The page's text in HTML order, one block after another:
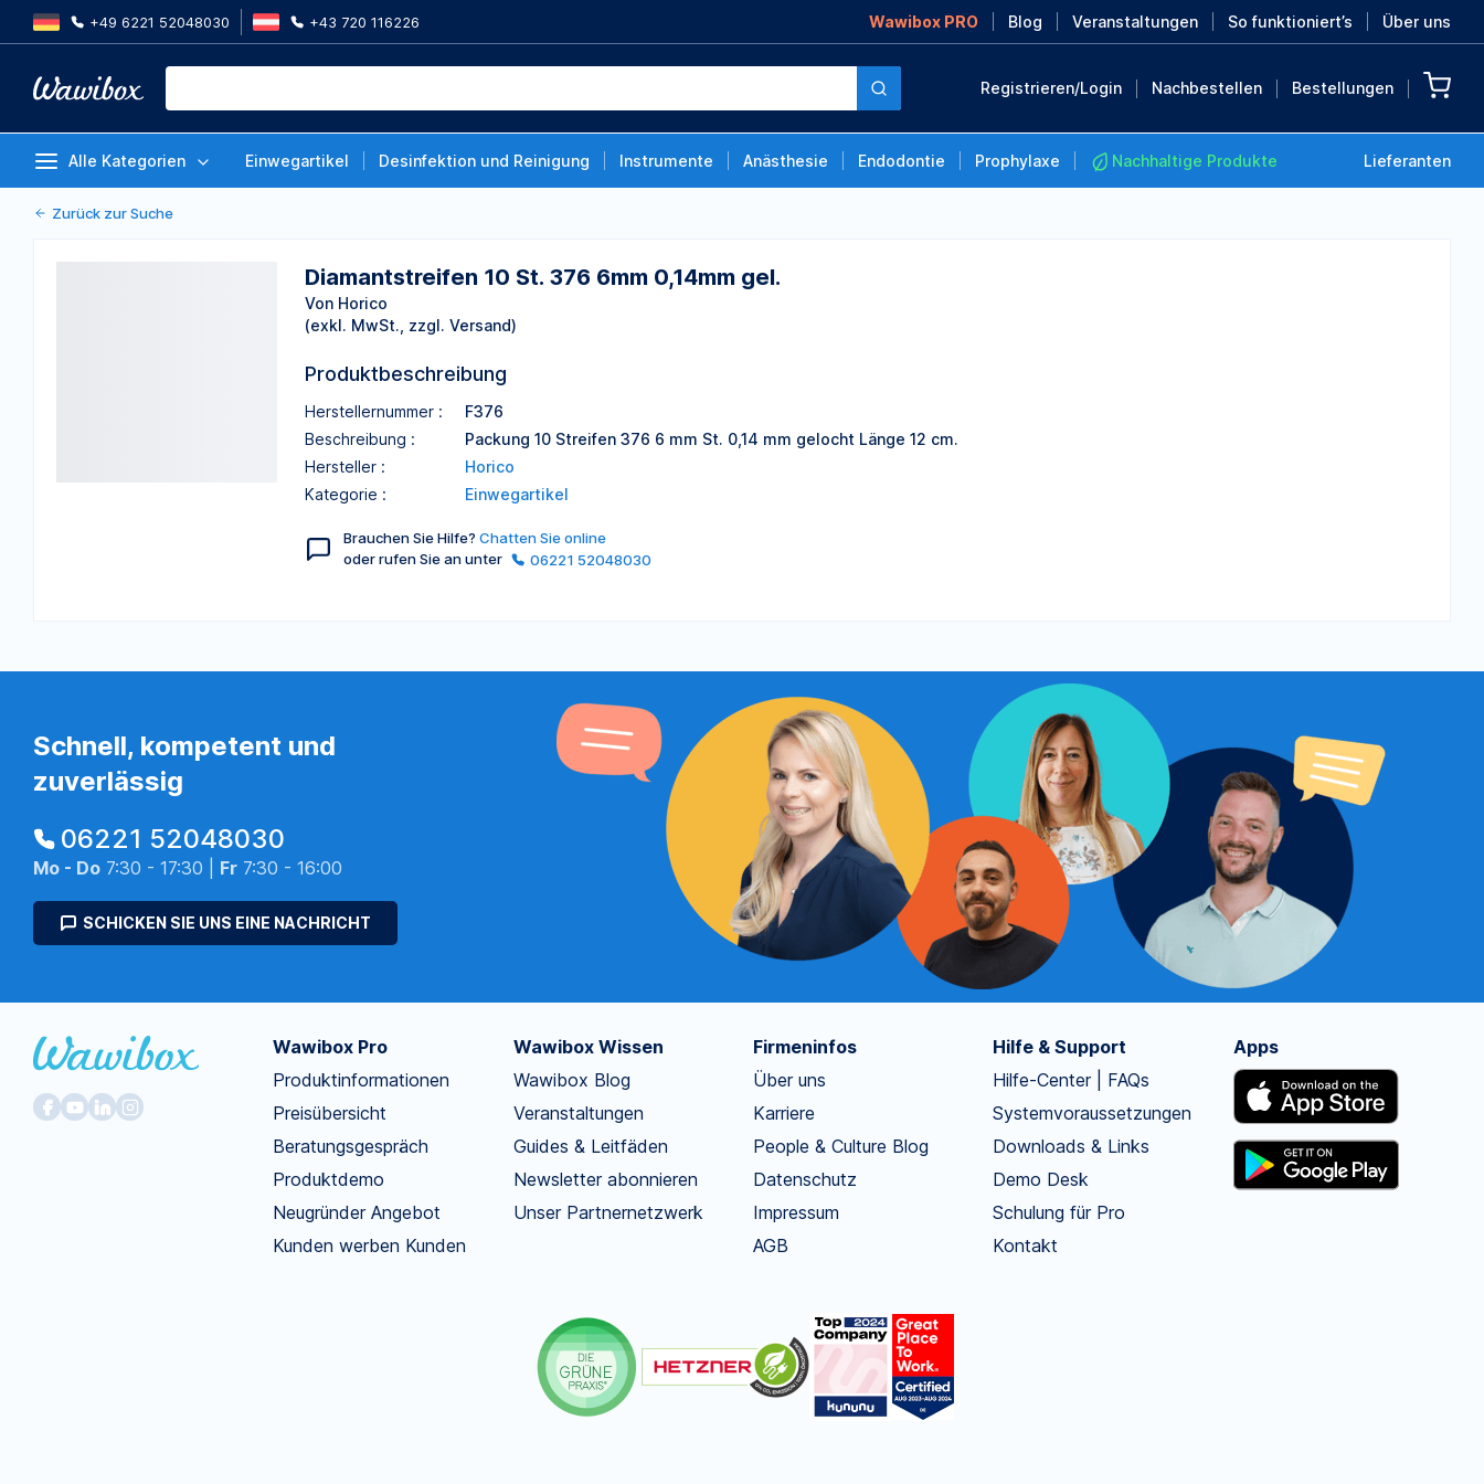
+49 6221 52048030 +43 720 116226 Wawibox PRO Blog Veranstaltungen So funktioniert’s Über uns
Registrieren/Login Nachbestellen Bestellungen
Alle Kategorien Einwegartikel Desinfektion und Reinigung Instrumente Anästhesie Endodontie Prophylaxe Nachhaltige Produkte Lieferanten
Von Horico
Zurück zur Suche
Diamantstreifen 10 St. 376 6mm 0,14mm gel.
Von Horico
(exkl. MwSt., zzgl. Versand)
Produktbeschreibung
Herstellernummer :
F376
Beschreibung :
Packung 10 Streifen 376 6 mm St. 0,14 mm gelocht Länge 12 cm.
Hersteller :
Horico
Kategorie :
Einwegartikel
Brauchen Sie Hilfe? Chatten Sie online
oder rufen Sie an unter
06221 52048030
Schnell, kompetent und
zuverlässig
06221 52048030
Mo - Do 7:30 - 17:30 | Fr 7:30 - 16:00
SCHICKEN SIE UNS EINE NACHRICHT
Wawibox Pro
Produktinformationen
Preisübersicht
Beratungsgespräch
Produktdemo
Neugründer Angebot
Kunden werben Kunden
Wawibox Wissen
Wawibox Blog
Veranstaltungen
Guides & Leitfäden
Newsletter abonnieren
Unser Partnernetzwerk
Firmeninfos
Über uns
Karriere
People & Culture Blog
Datenschutz
Impressum
AGB
Hilfe & Support
Hilfe-Center | FAQs
Systemvoraussetzungen
Downloads & Links
Demo Desk
Schulung für Pro
Kontakt
Apps